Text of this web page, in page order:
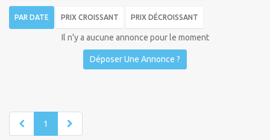
PAR DATE PRIX CROISSANT PRIX DÉCROISSANT
Il n'y a aucune annonce pour le moment
Déposer Une Annonce ?
1